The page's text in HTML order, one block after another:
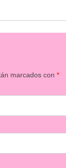
marcados con*